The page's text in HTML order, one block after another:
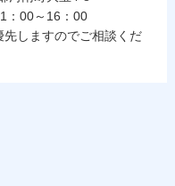
：00～16：00
しますのでご相談くだ